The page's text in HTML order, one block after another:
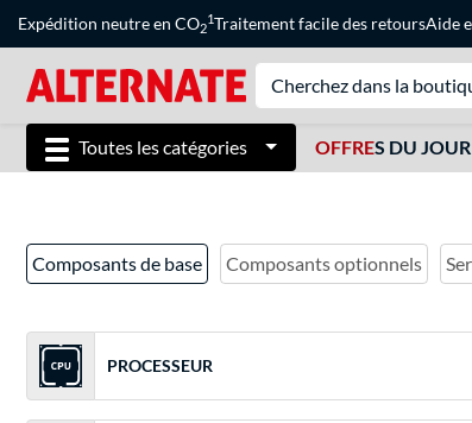
Expédition neutre en CO2
1Traitement facile des retoursAide
Toutes les catégories OFFRES DU JOUR
Composants de base Composants optionnels
PROCESSEUR